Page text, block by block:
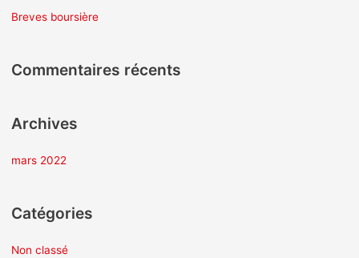
e
Breves boursière
Commentaires récents
Archives
mars 2022
Catégories
Non classé